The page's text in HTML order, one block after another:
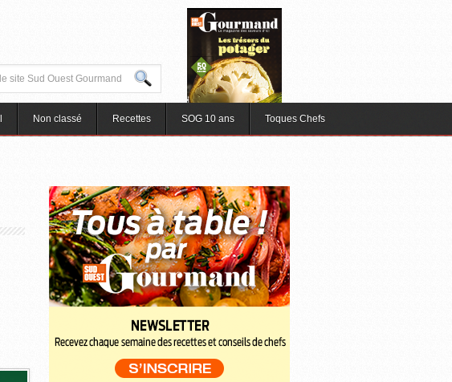
Non classé Recettes SOG 10 ans Toques Chefs